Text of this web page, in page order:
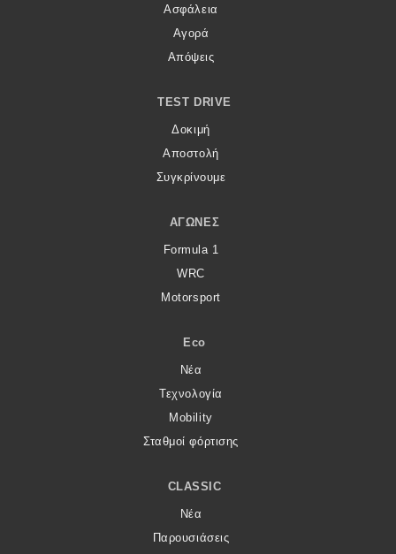
Ασφάλεια
Αγορά
Απόψεις
TEST DRIVE
Δοκιμή
Αποστολή
Συγκρίνουμε
ΑΓΏΝΕΣ
Formula 1
WRC
Motorsport
Eco
Νέα
Τεχνολογία
Mobility
Σταθμοί φόρτισης
CLASSIC
Νέα
Παρουσιάσεις